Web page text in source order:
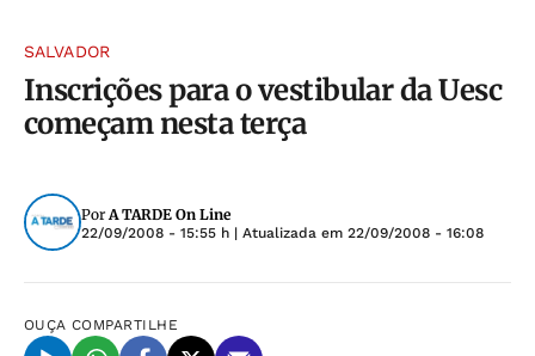
SALVADOR
Inscrições para o vestibular da Uesc
começam nesta terça
PorA TARDE On Line
22/09/2008 - 15:55 h | Atualizada em 22/09/2008 - 16:08
OUÇA COMPARTILHE